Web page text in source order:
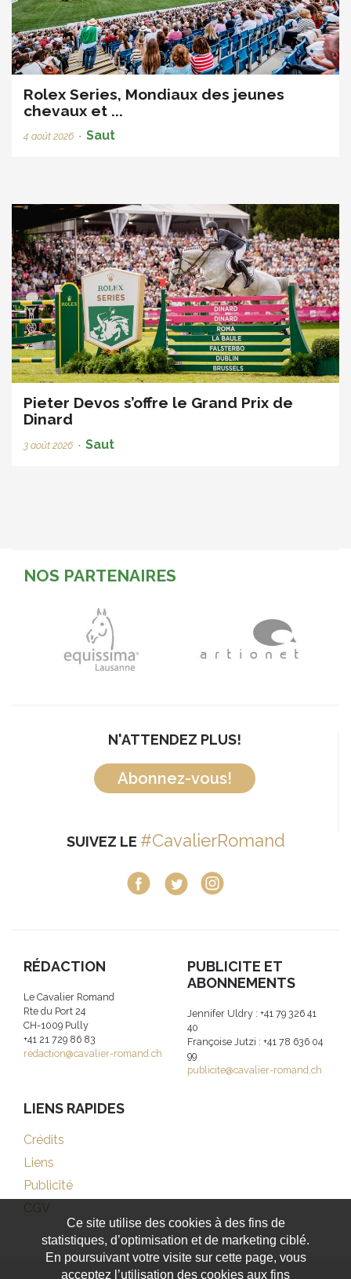
Rolex Series, Mondiaux des jeunes
chevaux et ...
4 août 2026 • Saut
Pieter Devos s’offre le Grand Prix de
Dinard
3 août 2026 • Saut
NOS PARTENAIRES
N'ATTENDEZ PLUS!
Abonnez-vous!
SUIVEZ LE #CavalierRomand
RÉDACTION
Le Cavalier Romand
Rte du Port 24
CH-1009 Pully
+41 21 729 86 83
redaction@cavalier-romand.ch
PUBLICITE ET
ABONNEMENTS
Jennifer Uldry : +41 79 326 41
40
Françoise Jutzi : +41 78 636 04
99
publicite@cavalier-romand.ch
LIENS RAPIDES
Crédits
Liens
Publicité
CGV
Ce site utilise des cookies à des fins de
statistiques, d’optimisation et de marketing ciblé.
En poursuivant votre visite sur cette page, vous
acceptez l’utilisation des cookies aux fins